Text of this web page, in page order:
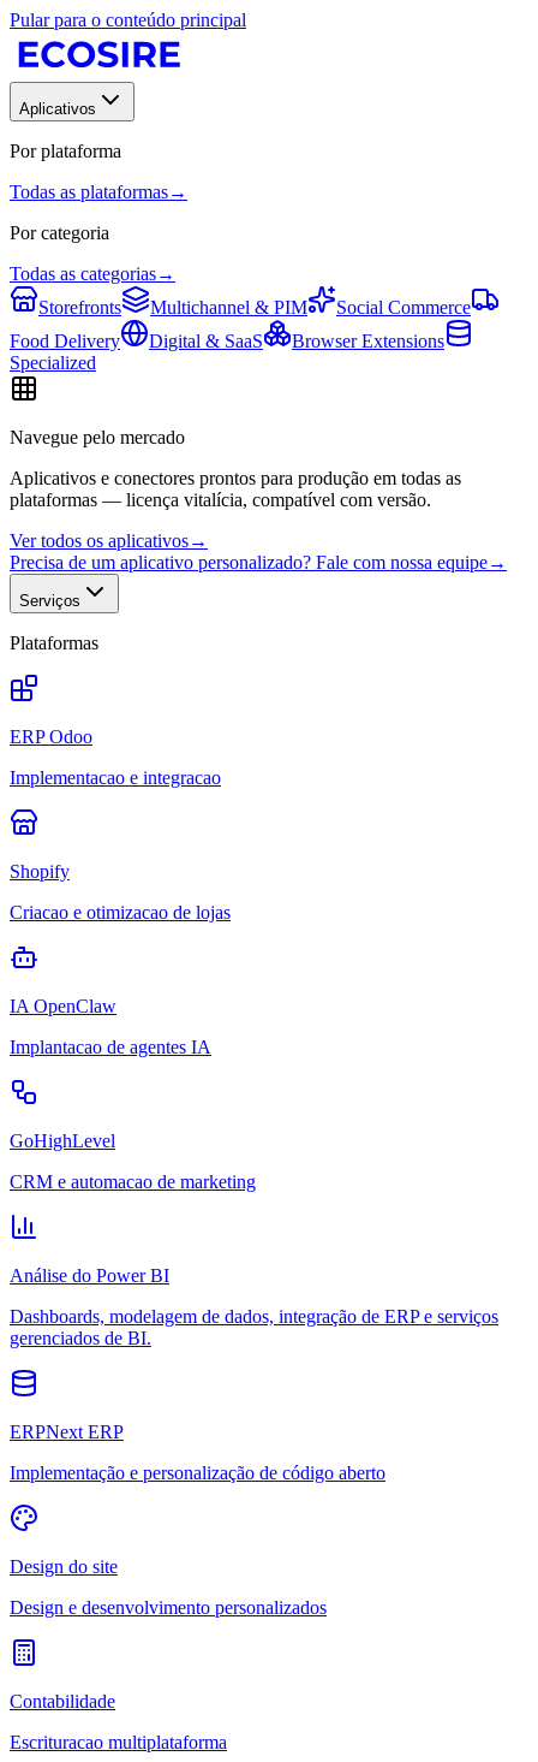
Pular para o conteúdo principal
Aplicativos
Por plataforma
Todas as plataformas→
Por categoria
Todas as categorias→
Storefronts
Multichannel & PIM
Social Commerce
Food Delivery
Digital & SaaS
Browser Extensions
Specialized
Navegue pelo mercado
Aplicativos e conectores prontos para produção em todas as
plataformas — licença vitalícia, compatível com versão.
Ver todos os aplicativos→
Precisa de um aplicativo personalizado? Fale com nossa equipe→
Serviços
Plataformas
ERP Odoo
Implementacao e integracao
Shopify
Criacao e otimizacao de lojas
IA OpenClaw
Implantacao de agentes IA
GoHighLevel
CRM e automacao de marketing
Análise do Power BI
Dashboards, modelagem de dados, integração de ERP e serviços
gerenciados de BI.
ERPNext ERP
Implementação e personalização de código aberto
Design do site
Design e desenvolvimento personalizados
Contabilidade
Escrituracao multiplataforma